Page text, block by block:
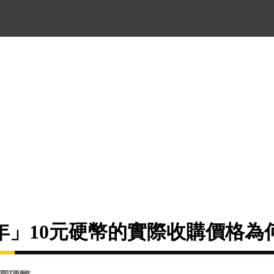
」10元硬幣的實際收購價格為